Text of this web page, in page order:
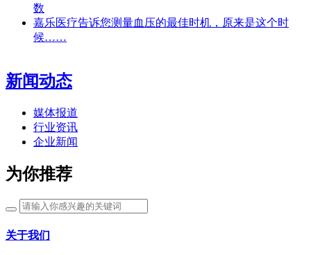
数
嘉乐医疗告诉您测量血压的最佳时机，原来是这个时
候……
新闻动态
媒体报道
行业资讯
企业新闻
为你推荐
关于我们